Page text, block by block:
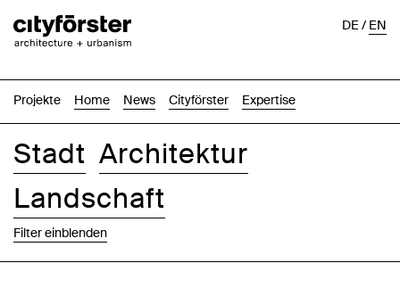
Projekte Home News Cityförster Expertise
DE/EN
Stadt Architektur
Landschaft
Filter einblenden